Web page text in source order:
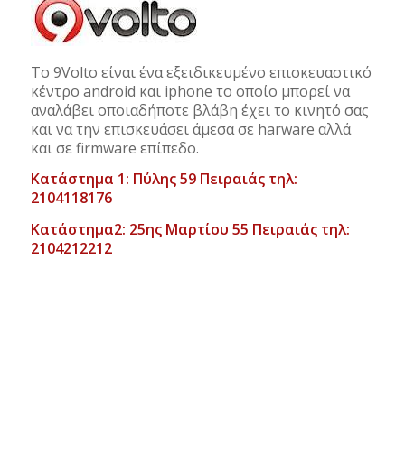
Το 9Volto είναι ένα εξειδικευμένο επισκευαστικό
κέντρο android και iphone το οποίο μπορεί να
αναλάβει οποιαδήποτε βλάβη έχει το κινητό σας
και να την επισκευάσει άμεσα σε harware αλλά
και σε firmware επίπεδο.
Κατάστημα 1: Πύλης 59 Πειραιάς τηλ:
2104118176
Κατάστημα2: 25ης Μαρτίου 55 Πειραιάς τηλ:
2104212212